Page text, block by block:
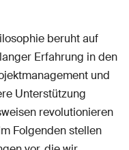
beruht auf
Erfahrung in den
und
Unterstützung
revolutionieren
Folgenden stellen